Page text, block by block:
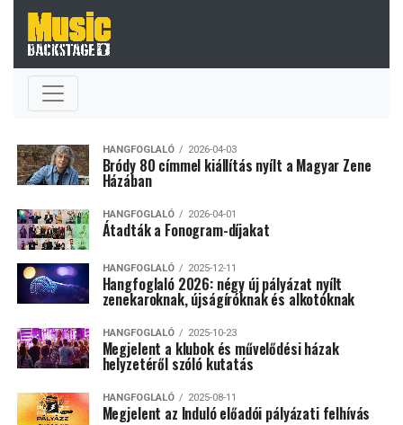
HANGFOGLALÓ 2026-04-03
Bródy 80 címmel kiállítás nyílt a Magyar Zene
Házában
HANGFOGLALÓ 2026-04-01
Átadták a Fonogram-díjakat
HANGFOGLALÓ 2025-12-11
Hangfoglaló 2026: négy új pályázat nyílt
zenekaroknak, újságíróknak és alkotóknak
HANGFOGLALÓ 2025-10-23
Megjelent a klubok és művelődési házak
helyzetéről szóló kutatás
HANGFOGLALÓ 2025-08-11
Megjelent az Induló előadói pályázati felhívás